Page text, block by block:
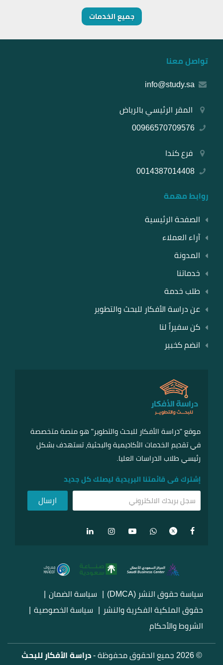
جميع الخدمات
تواصل معنا
info@study.sa
المقر الرئيسي بالرياض
00966570709576
فرع كندا
0014387014408
روابط مهمة
الصفحة الرئيسية
آراء العملاء
المدونة
خدماتنا
طلب خدمة
عن دراسة الأفكار للبحث والتطوير
كن سفيراً لنا
انضم كخبير
موقع "دراسة الأفكار للبحث والتطوير" هو منصة متخصصة
في تقديم الخدمات الأكاديمية والبحثية، تستهدف بشكل
رئيسي طلاب الدراسات العليا.
إشترك فى قائمتنا البريدية ليصلك كل جديد
سياسة حقوق النشر (DMCA)
سياسة الضمان
حقوق الملكية الفكرية والنشر
سياسة الخصوصية
الشروط والأحكام
© 2026 جميع الحقوق محفوظة - دراسة الأفكار للبحث